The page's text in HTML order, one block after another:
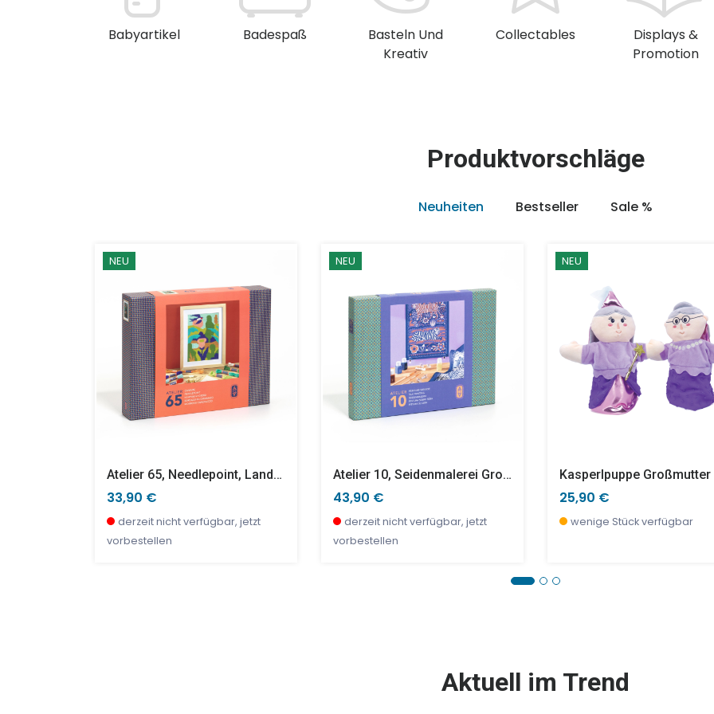
Babyartikel Badespaß
Basteln Und
Kreativ
Collectables
Displays &
Promotion
Produktvorschläge
Neuheiten Bestseller Sale %
NEU
Atelier 65, Needlepoint, Landschaft
33,90 €
derzeit nicht verfügbar, jetzt
vorbestellen
NEU
Atelier 10, Seidenmalerei Großkatzen
43,90 €
derzeit nicht verfügbar, jetzt
vorbestellen
NEU
25,90 €
wenige Stück verfügbar
Aktuell im Trend